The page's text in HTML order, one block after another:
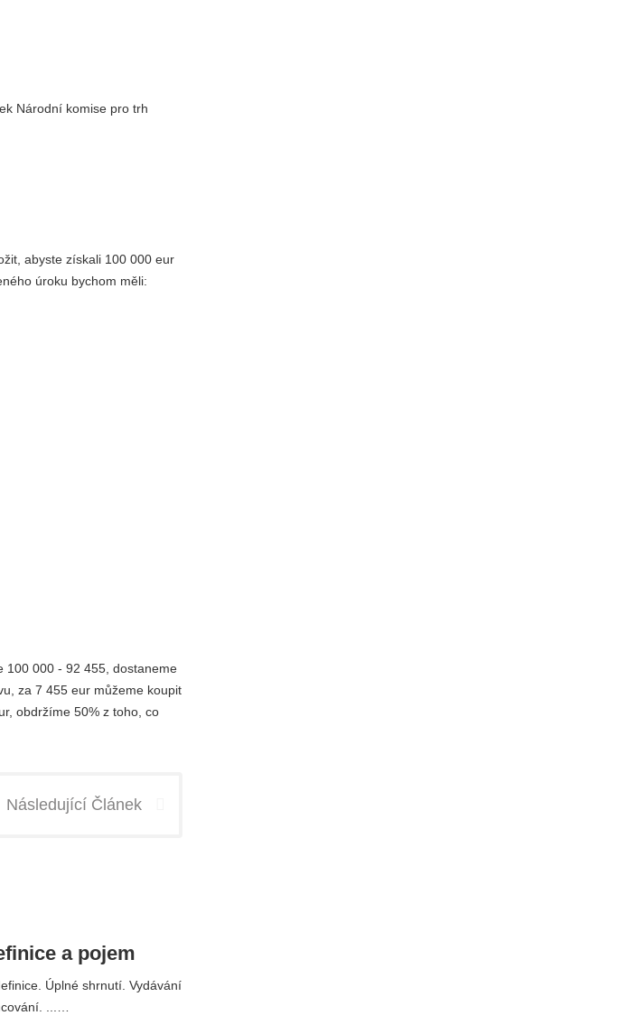
Národní komise pro trh
abyste získali 100 000 eur
úroku bychom měli:
100 000 - 92 455, dostaneme
za 7 455 eur můžeme koupit
obdržíme 50% z toho, co
Následující Článek
a pojem
Úplné shrnutí. Vydávání
...…